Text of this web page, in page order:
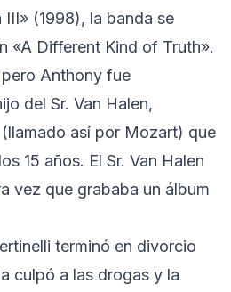
III» (1998), la banda se
«A Different Kind of Truth».
Anthony fue
del Sr. Van Halen,
así por Mozart) que
15 años. El Sr. Van Halen
vez que grababa un álbum
terminó en divorcio
culpó a las drogas y la